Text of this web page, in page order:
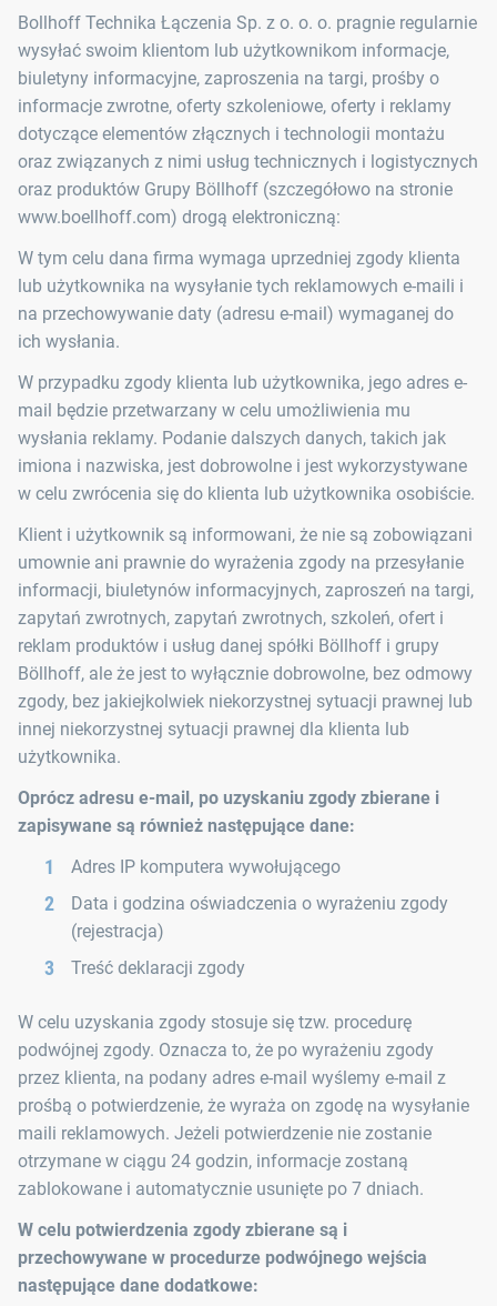
Bollhoff Technika Łączenia Sp. z o. o. o. pragnie regularnie
wysyłać swoim klientom lub użytkownikom informacje,
biuletyny informacyjne, zaproszenia na targi, prośby o
informacje zwrotne, oferty szkoleniowe, oferty i reklamy
dotyczące elementów złącznych i technologii montażu
oraz związanych z nimi usług technicznych i logistycznych
oraz produktów Grupy Böllhoff (szczegółowo na stronie
www.boellhoff.com) drogą elektroniczną:
W tym celu dana firma wymaga uprzedniej zgody klienta
lub użytkownika na wysyłanie tych reklamowych e-maili i
na przechowywanie daty (adresu e-mail) wymaganej do
ich wysłania.
W przypadku zgody klienta lub użytkownika, jego adres e-
mail będzie przetwarzany w celu umożliwienia mu
wysłania reklamy. Podanie dalszych danych, takich jak
imiona i nazwiska, jest dobrowolne i jest wykorzystywane
w celu zwrócenia się do klienta lub użytkownika osobiście.
Klient i użytkownik są informowani, że nie są zobowiązani
umownie ani prawnie do wyrażenia zgody na przesyłanie
informacji, biuletynów informacyjnych, zaproszeń na targi,
zapytań zwrotnych, zapytań zwrotnych, szkoleń, ofert i
reklam produktów i usług danej spółki Böllhoff i grupy
Böllhoff, ale że jest to wyłącznie dobrowolne, bez odmowy
zgody, bez jakiejkolwiek niekorzystnej sytuacji prawnej lub
innej niekorzystnej sytuacji prawnej dla klienta lub
użytkownika.
Oprócz adresu e-mail, po uzyskaniu zgody zbierane i
zapisywane są również następujące dane:
Adres IP komputera wywołującego
Data i godzina oświadczenia o wyrażeniu zgody
(rejestracja)
Treść deklaracji zgody
W celu uzyskania zgody stosuje się tzw. procedurę
podwójnej zgody. Oznacza to, że po wyrażeniu zgody
przez klienta, na podany adres e-mail wyślemy e-mail z
prośbą o potwierdzenie, że wyraża on zgodę na wysyłanie
maili reklamowych. Jeżeli potwierdzenie nie zostanie
otrzymane w ciągu 24 godzin, informacje zostaną
zablokowane i automatycznie usunięte po 7 dniach.
W celu potwierdzenia zgody zbierane są i
przechowywane w procedurze podwójnego wejścia
następujące dane dodatkowe: